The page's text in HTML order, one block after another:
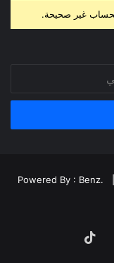
غير صحيحة.
Powered By : Benz.